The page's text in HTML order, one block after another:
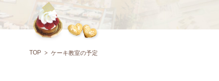
TOP ケーキ教室の予定